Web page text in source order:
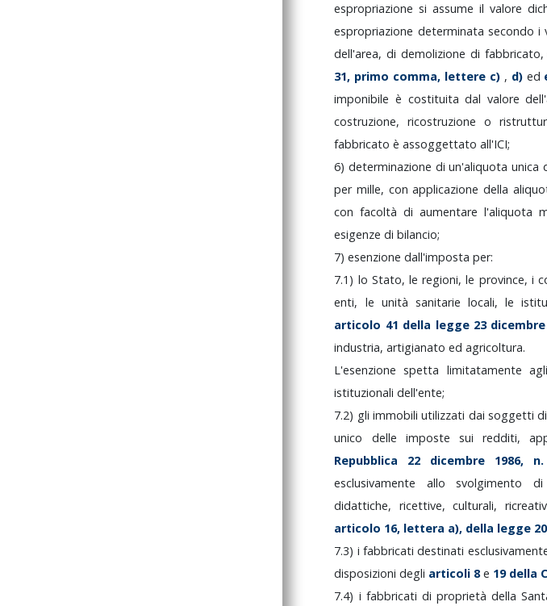
espropriazionesiassumeil valore
espropriazione determinata secondoi
dell'area,didemolizione di
31, primo comma, lettere c) , d) ed
imponibile è costituitadal valore
costruzione,ricostruzioneo
fabbricatoèassoggettatoall'ICI;
6)determinazione diun'aliquota unica
permille, conapplicazione della
confacoltàdiaumentarel'aliquota
esigenzedibilancio;
7)esenzionedall'impostaper:
7.1) lo Stato, leregioni,le province, i
enti, le unità sanitarie locali,le
articolo 41 della legge 23 dicembre
industria,artigianatoedagricoltura.
L'esenzionespetta limitatamente agli
istituzionalidell'ente;
7.2) gliimmobiliutilizzati dai soggettidi
unico delle imposte suiredditi,
Repubblica 22 dicembre 1986, n.
esclusivamente allosvolgimento di
didattiche, ricettive,culturali,
articolo 16, lettera a), della legge 20
7.3) ifabbricatidestinati
disposizionidegli articoli 8e 19 della
7.4) i fabbricati di proprietà della